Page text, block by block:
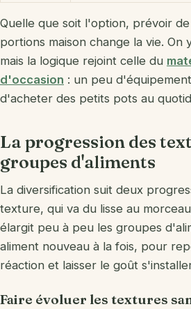
Quelle que soit l'option, prévoir
portions maison change la vie. On
mais la logique rejoint celle du
d'occasion : un peu
d'acheter des petits pots au
La progression des
groupes d'aliments
La diversification suit deux
texture, qui va du lisse au
élargit peu à peu les groupes
aliment nouveau à la fois, pour
réaction et laisser le goût
Faire évoluer les textures